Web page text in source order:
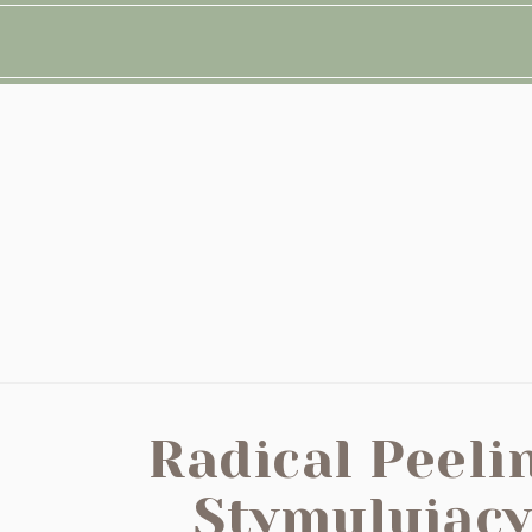
Radical